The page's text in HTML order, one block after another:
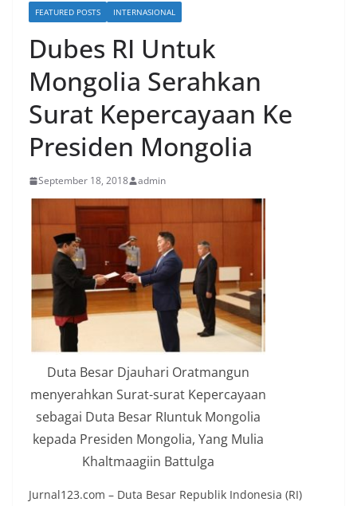
FEATURED POSTS INTERNASIONAL
Dubes RI Untuk
Mongolia Serahkan
Surat Kepercayaan Ke
Presiden Mongolia
September 18, 2018 admin
Duta Besar Djauhari Oratmangun
menyerahkan Surat-surat Kepercayaan
sebagai Duta Besar RIuntuk Mongolia
kepada Presiden Mongolia, Yang Mulia
Khaltmaagiin Battulga
Jurnal123.com – Duta Besar Republik Indonesia (RI)